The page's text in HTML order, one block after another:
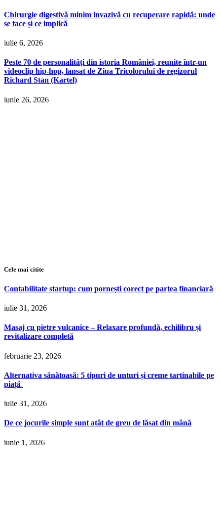
Chirurgie digestivă minim invazivă cu recuperare rapidă: unde
se face și ce implică
iulie 6, 2026
Peste 70 de personalități din istoria României, reunite într-un
videoclip hip-hop, lansat de Ziua Tricolorului de regizorul
Richard Stan (Kartel)
iunie 26, 2026
Cele mai citite
Contabilitate startup: cum pornești corect pe partea financiară
iulie 31, 2026
Masaj cu pietre vulcanice – Relaxare profundă, echilibru și
revitalizare completă
februarie 23, 2026
Alternativa sănătoasă: 5 tipuri de unturi și creme tartinabile pe
piață
iulie 31, 2026
De ce jocurile simple sunt atât de greu de lăsat din mână
iunie 1, 2026